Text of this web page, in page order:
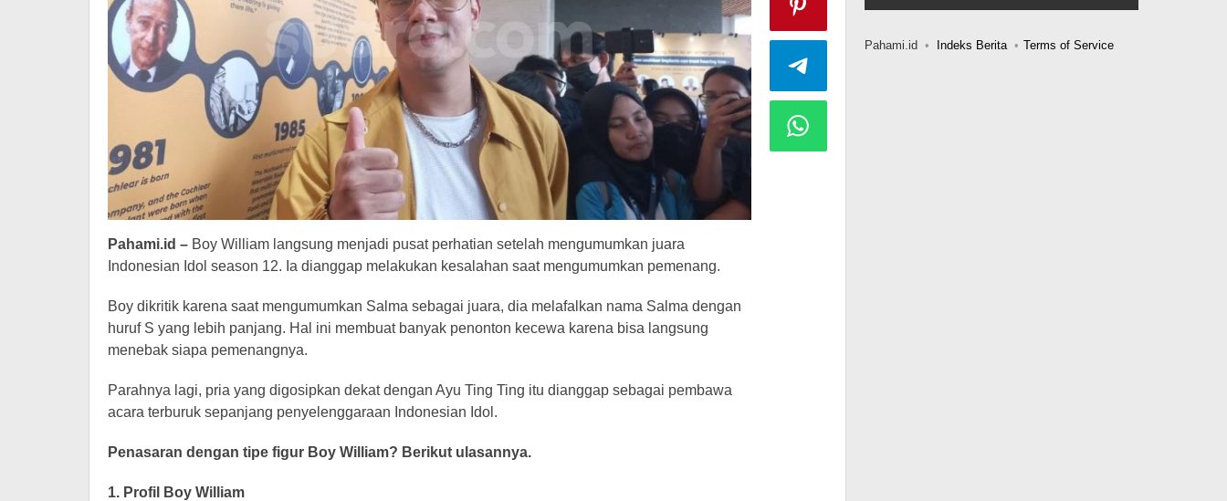
Pahami.id – Boy William langsung menjadi pusat perhatian setelah mengumumkan juara
Indonesian Idol season 12. Ia dianggap melakukan kesalahan saat mengumumkan pemenang.
Boy dikritik karena saat mengumumkan Salma sebagai juara, dia melafalkan nama Salma dengan
huruf S yang lebih panjang. Hal ini membuat banyak penonton kecewa karena bisa langsung
menebak siapa pemenangnya.
Parahnya lagi, pria yang digosipkan dekat dengan Ayu Ting Ting itu dianggap sebagai pembawa
acara terburuk sepanjang penyelenggaraan Indonesian Idol.
Penasaran dengan tipe figur Boy William? Berikut ulasannya.
1. Profil Boy William
Pahami.id Indeks Berita Terms of Service